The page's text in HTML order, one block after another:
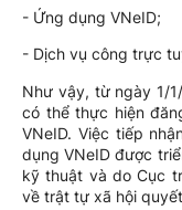
- Ứng dụng VNeID;
- Dịch vụ công trực
Như vậy, từ ngày 1/
có thể thực hiện
VNeID. Việc tiếp
dụng VNeID được
kỹ thuật và do Cục
về trật tự xã hội